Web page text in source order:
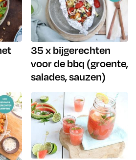
35 x bijgerechten
voor de bbq (groente,
salades, sauzen)